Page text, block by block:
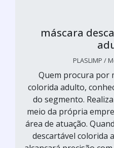
máscara
PLASLIMP /
Quem procura por
colorida adulto,
do segmento.
meio da própria
área de atuação.
descartável colorida